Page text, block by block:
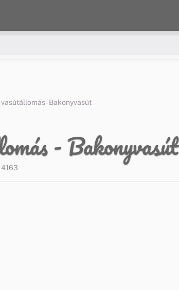
- Bakonyvasút
- Bakonyvasút